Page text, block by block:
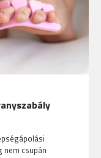
nem csupán